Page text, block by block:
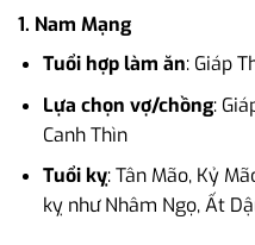
1. Nam Mạng
Tuổi hợp làm ăn: Giáp
Lựa chọn vợ/chồng:
Canh Thìn
Tuổi kỵ: Tân Mão, Kỷ
kỵ như Nhâm Ngọ, Ất